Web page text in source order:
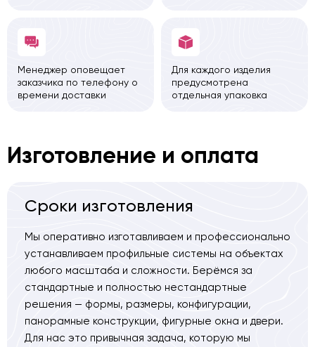
Менеджер оповещает
заказчика по телефону о
времени доставки
Для каждого изделия
предусмотрена
отдельная упаковка
Изготовление и оплата
Сроки изготовления
Мы оперативно изготавливаем и профессионально
устанавливаем профильные системы на объектах
любого масштаба и сложности. Берёмся за
стандартные и полностью нестандартные
решения — формы, размеры, конфигурации,
панорамные конструкции, фигурные окна и двери.
Для нас это привычная задача, которую мы